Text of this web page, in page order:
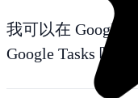
我可以在 Google
Google Tasks 吗？